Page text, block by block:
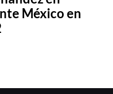
México en